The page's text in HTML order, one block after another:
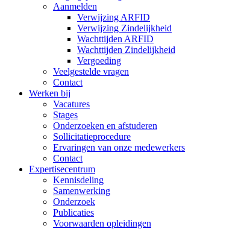
Aanmelden
Verwijzing ARFID
Verwijzing Zindelijkheid
Wachttijden ARFID
Wachttijden Zindelijkheid
Vergoeding
Veelgestelde vragen
Contact
Werken bij
Vacatures
Stages
Onderzoeken en afstuderen
Sollicitatieprocedure
Ervaringen van onze medewerkers
Contact
Expertisecentrum
Kennisdeling
Samenwerking
Onderzoek
Publicaties
Voorwaarden opleidingen